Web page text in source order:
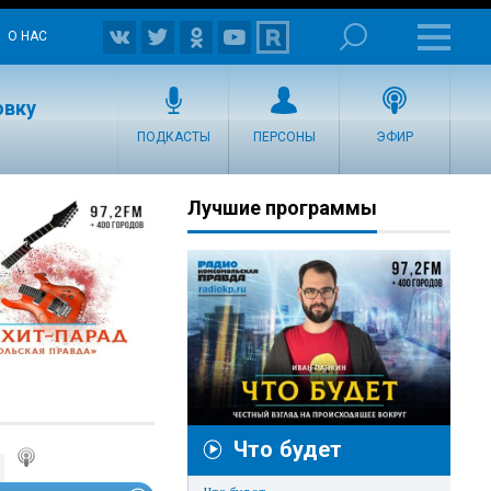
О НАС
ПОДКАСТЫ ПЕРСОНЫ ЭФИР
Лучшие программы
Что будет